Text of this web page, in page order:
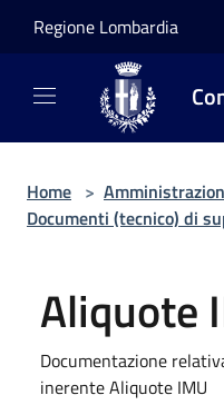
Regione Lombardia
Home >
Documenti (tecnico) di
Aliquote
Documentazione
inerente Aliquote IMU